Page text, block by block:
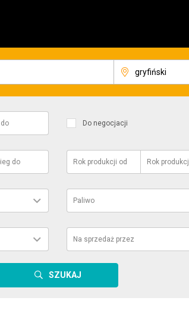
do Do negocjacji
do Rok produkcji od Rok
Paliwo
Na sprzedaż przez
SZUKAJ